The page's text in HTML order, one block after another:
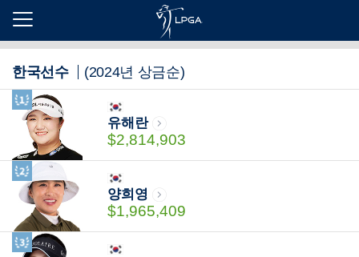
본
로
한국선수 (2024년 상금순)
유해란
$2,814,903
양희영
$1,965,409